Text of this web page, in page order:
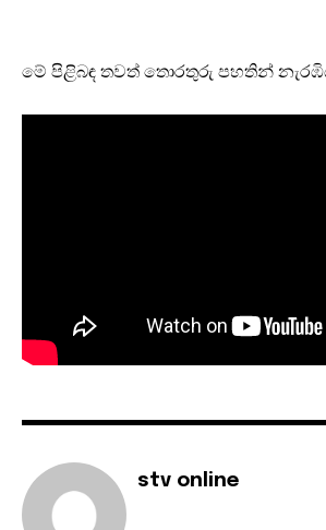
මේ පිළිබඳ තවත් තොරතුරු පහතින්
stv online